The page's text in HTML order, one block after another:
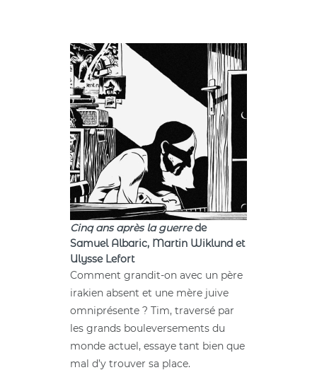
Cinq ans après la guerre de
Samuel Albaric, Martin Wiklund et
Ulysse Lefort
Comment grandit-on avec un père
irakien absent et une mère juive
omniprésente ? Tim, traversé par
les grands bouleversements du
monde actuel, essaye tant bien que
mal d’y trouver sa place.